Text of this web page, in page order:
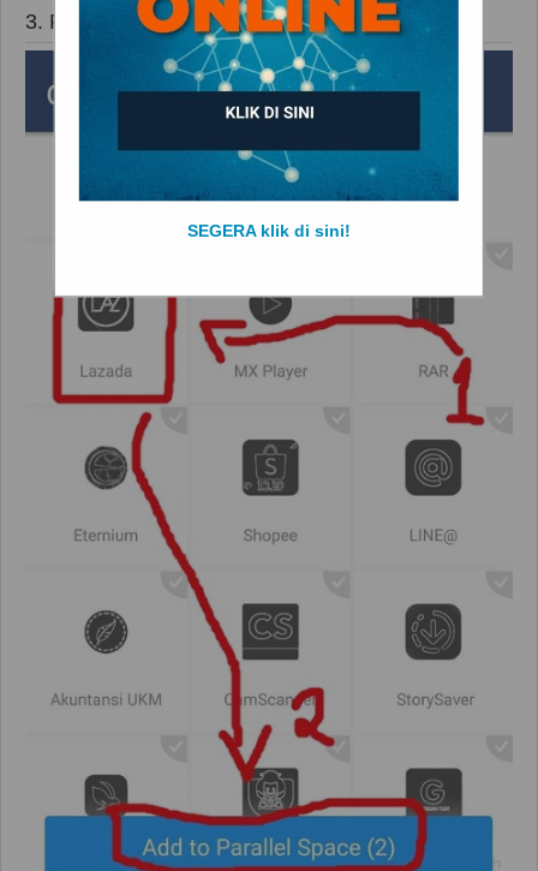
3. Pilih Icon Lazada
SEGERA klik di sini!